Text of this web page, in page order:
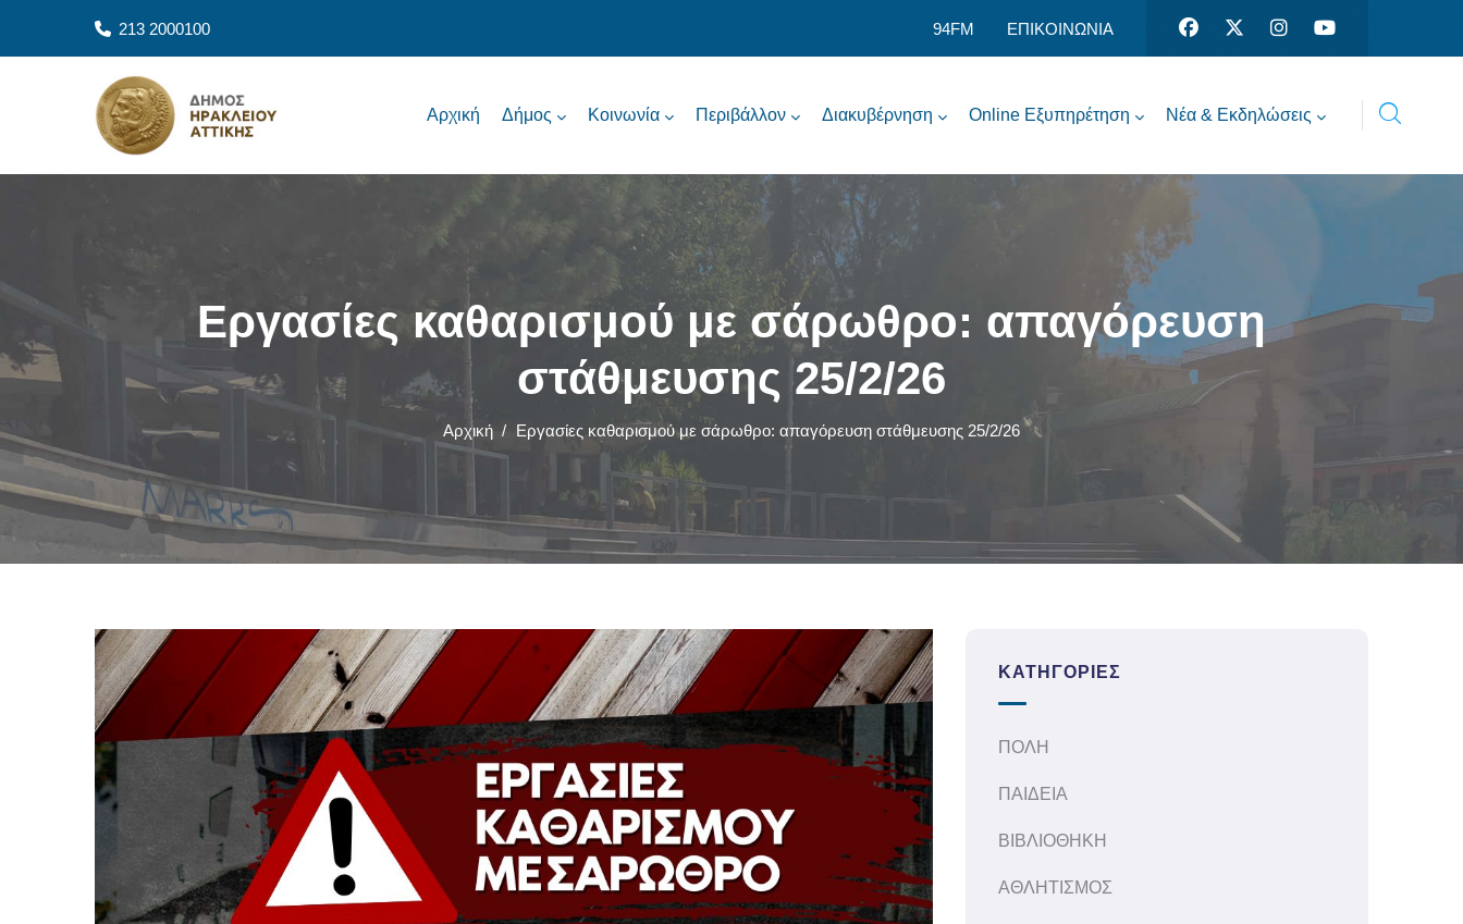
213 2000100 94FM ΕΠΙΚΟΙΝΩΝΙΑ
Αρχική Δήμος Κοινωνία Περιβάλλον Διακυβέρνηση Online Εξυπηρέτηση Νέα & Εκδηλώσεις
Εργασίες καθαρισμού με σάρωθρο: απαγόρευση
στάθμευσης 25/2/26
Αρχική / Εργασίες καθαρισμού με σάρωθρο: απαγόρευση στάθμευσης 25/2/26
ΚΑΤΗΓΟΡΊΕΣ
ΠΟΛΗ
ΠΑΙΔΕΙΑ
ΒΙΒΛΙΟΘΗΚΗ
ΑΘΛΗΤΙΣΜΟΣ